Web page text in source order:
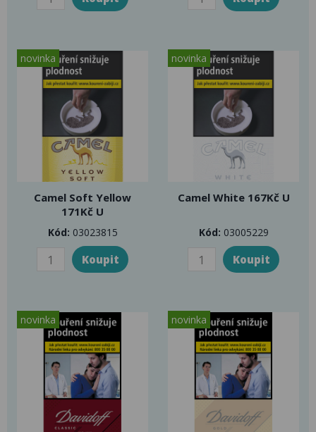
novinka
Camel Soft Yellow
171Kč U
Kód: 03023815
novinka
Camel White 167Kč U
Kód: 03005229
novinka novinka